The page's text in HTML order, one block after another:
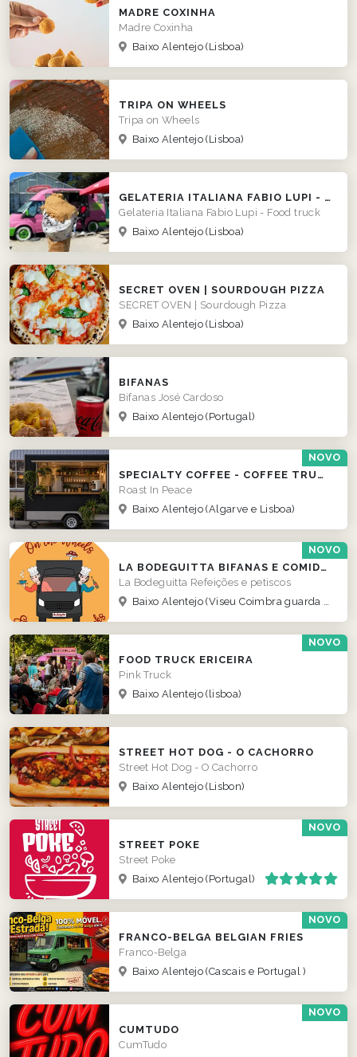
MADRE COXINHA
Madre Coxinha
Baixo Alentejo(Lisboa)
TRIPA ON WHEELS
Tripa on Wheels
Baixo Alentejo(Lisboa)
GELATERIA ITALIANA FABIO LUPI - FOOD TRUCK
Gelateria Italiana Fabio Lupi - Food truck
Baixo Alentejo(Lisboa)
SECRET OVEN | SOURDOUGH PIZZA
SECRET OVEN | Sourdough Pizza
Baixo Alentejo(Lisboa)
BIFANAS
Bifanas José Cardoso
Baixo Alentejo(Portugal)
NOVO
SPECIALTY COFFEE - COFFEE TRUCK
Roast In Peace
Baixo Alentejo(Algarve e Lisboa)
NOVO
LA BODEGUITTA BIFANAS E COMIDA DE RUA
La Bodeguitta Refeições e petiscos
Baixo Alentejo(Viseu Coimbra guarda norte )
NOVO
FOOD TRUCK ERICEIRA
Pink Truck
Baixo Alentejo(lisboa)
STREET HOT DOG - O CACHORRO
Street Hot Dog - O Cachorro
Baixo Alentejo(Lisbon)
NOVO
STREET POKE
Street Poke
Baixo Alentejo(Portugal)
NOVO
FRANCO-BELGA BELGIAN FRIES
Franco-Belga
Baixo Alentejo(Cascais e Portugal )
NOVO
CUMTUDO
CumTudo